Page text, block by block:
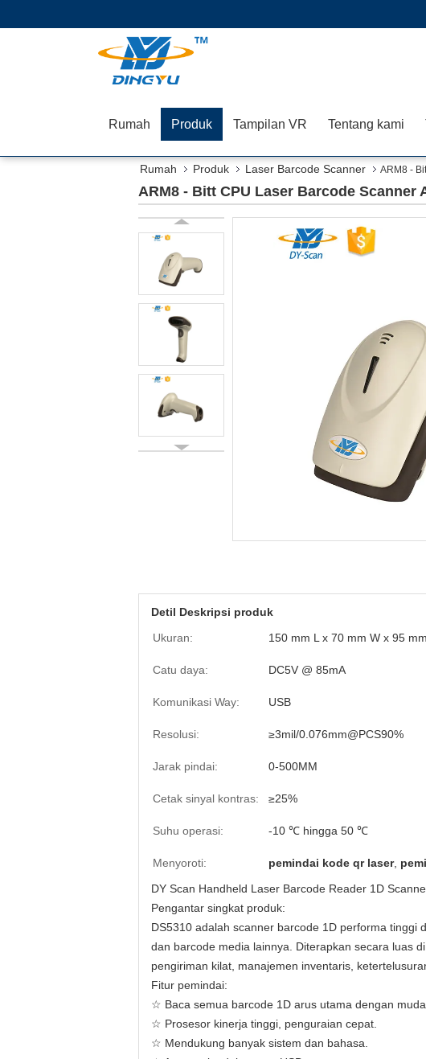
Rumah Produk Tampilan VR Tentang kami
Rumah Produk Laser Barcode Scanner ARM8 -
ARM8 - Bitt CPU Laser Barcode
Detil Deskripsi produk
Ukuran:
150 mm L x 70 mm W x 95
Catu daya: DC5V @ 85mA
Komunikasi Way: USB
Resolusi: ≥3mil/0.076mm@PCS90%
Jarak pindai: 0-500MM
Cetak sinyal kontras: ≥25%
Suhu operasi: -10 ℃ hingga 50 ℃
Menyoroti: pemindai kode qr laser,
DY Scan Handheld Laser Barcode Reader 1D
Pengantar singkat produk:
DS5310 adalah scanner barcode 1D performa
dan barcode media lainnya. Diterapkan secara luas
pengiriman kilat, manajemen inventaris,
Fitur pemindai:
☆ Baca semua barcode 1D arus utama dengan
☆ Prosesor kinerja tinggi, penguraian cepat.
☆ Mendukung banyak sistem dan bahasa.